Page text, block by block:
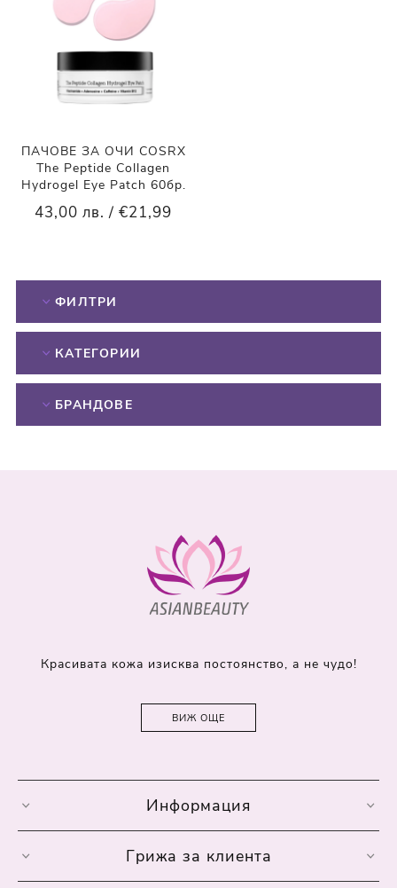
ПАЧОВЕ ЗА ОЧИ COSRX
The Peptide Collagen
Hydrogel Eye Patch 60бр.
43,00 лв. / €21,99
ФИЛТРИ
КАТЕГОРИИ
БРАНДОВЕ
Красивата кожа изисква постоянство, а не чудо!
ВИЖ ОЩЕ
Информация
Грижа за клиента